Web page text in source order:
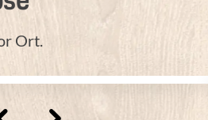
Ort.